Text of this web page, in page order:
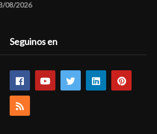
08/2026
Seguinos en